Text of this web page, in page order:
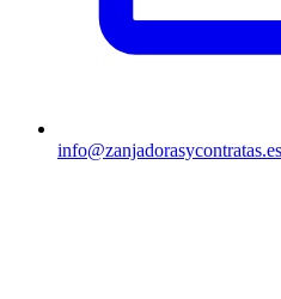
info@zanjadorasycontratas.es